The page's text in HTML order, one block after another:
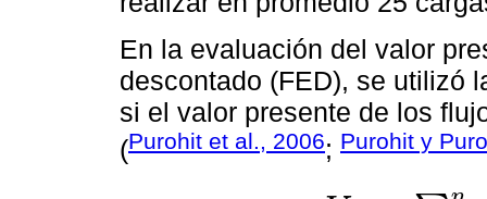
En la evaluación del valor
descontado (FED), se utilizó
si el valor presente de los
(Purohit et al., 2006; Purohit y